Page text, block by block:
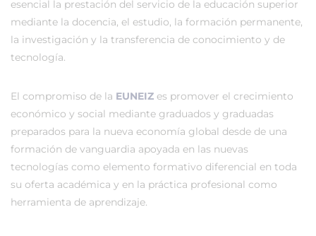
esencial la prestación del servicio de la educación superior
mediante la docencia, el estudio, la formación permanente,
la investigación y la transferencia de conocimiento y de
tecnología.
El compromiso de la EUNEIZ es promover el crecimiento
económico y social mediante graduados y graduadas
preparados para la nueva economía global desde de una
formación de vanguardia apoyada en las nuevas
tecnologías como elemento formativo diferencial en toda
su oferta académica y en la práctica profesional como
herramienta de aprendizaje.